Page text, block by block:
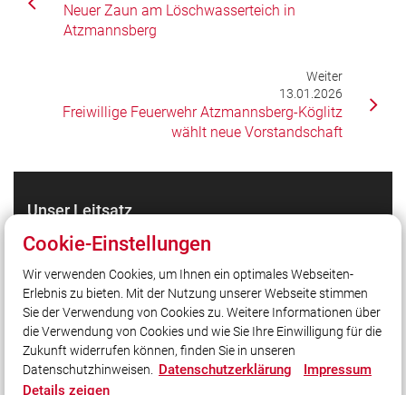
Neuer Zaun am Löschwasserteich in
Atzmannsberg
Weiter
13.01.2026
Freiwillige Feuerwehr Atzmannsberg-Köglitz
wählt neue Vorstandschaft
Unser Leitsatz
Gott zur Ehr, dem Nächsten zur Wehr!
Quicklinks
Login
Social Media
Cookie-Einstellungen
Wir verwenden Cookies, um Ihnen ein optimales Webseiten-
Erlebnis zu bieten. Mit der Nutzung unserer Webseite stimmen
Sie der Verwendung von Cookies zu. Weitere Informationen über
die Verwendung von Cookies und wie Sie Ihre Einwilligung für die
Zukunft widerrufen können, finden Sie in unseren
Datenschutzhinweisen. Datenschutzerklärung
Impressum
Details zeigen